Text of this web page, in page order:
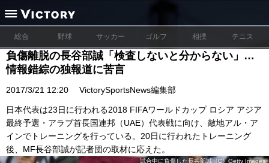
総合 野球 サッカー ゴルフ 相撲 テニス
負傷離脱の長谷部誠「検査しないと分からない」…
情報錯綜の独報道に苦言
2017/3/21 12:20 VictorySportsNews編集部
日本代表は23日に行われる2018 FIFAワールドカップ ロシア アジア
最終予選・アラブ首長国連邦（UAE）代表戦に向け、敵地アル・ア
インでトレーニングを行っている。20日に行われたトレーニング
後、MF長谷部誠が記者団の取材に応えた。
試合中に負傷した長谷部誠（C）Getty Images